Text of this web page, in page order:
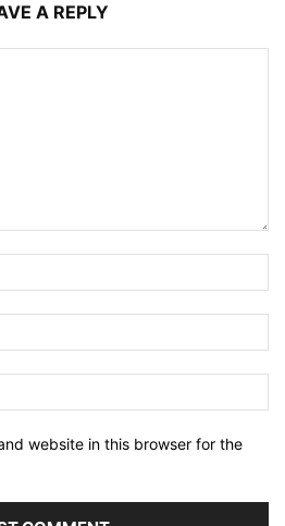
A REPLY
website in this browser for the